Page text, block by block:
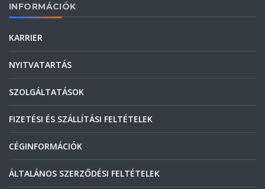
INFORMÁCIÓK
KARRIER
NYITVATARTÁS
SZOLGÁLTATÁSOK
FIZETÉSI ÉS SZÁLLÍTÁSI FELTÉTELEK
CÉGINFORMÁCIÓK
ÁLTALÁNOS SZERZŐDÉSI FELTÉTELEK